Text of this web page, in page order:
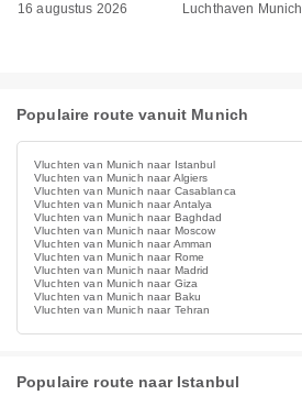
16 augustus 2026
Luchthaven Munich
Populaire route vanuit Munich
Vluchten van Munich naar Istanbul
Vluchten van Munich naar Algiers
Vluchten van Munich naar Casablanca
Vluchten van Munich naar Antalya
Vluchten van Munich naar Baghdad
Vluchten van Munich naar Moscow
Vluchten van Munich naar Amman
Vluchten van Munich naar Rome
Vluchten van Munich naar Madrid
Vluchten van Munich naar Giza
Vluchten van Munich naar Baku
Vluchten van Munich naar Tehran
Populaire route naar Istanbul